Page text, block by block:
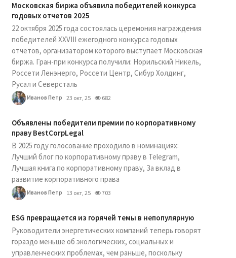
Московская биржа объявила победителей конкурса
годовых отчетов 2025
22 октября 2025 года состоялась церемония награждения
победителей XXVIII ежегодного конкурса годовых
отчетов, организатором которого выступает Московская
биржа. Гран-при конкурса получили: Норильский Никель,
Россети Ленэнерго, Россети Центр, Сибур Холдинг,
Русал и Северсталь
Иванов Петр 23 окт, 25 682
Объявлены победители премии по корпоративному
праву BestCorpLegal
В 2025 году голосование проходило в номинациях:
Лучший блог по корпоративному праву в Telegram,
Лучшая книга по корпоративному праву, За вклад в
развитие корпоративного права
Иванов Петр 13 окт, 25 703
ESG превращается из горячей темы в непопулярную
Руководители энергетических компаний теперь говорят
гораздо меньше об экологических, социальных и
управленческих проблемах, чем раньше, поскольку